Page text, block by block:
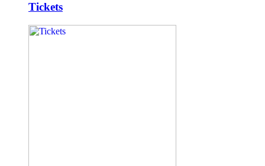
Tickets